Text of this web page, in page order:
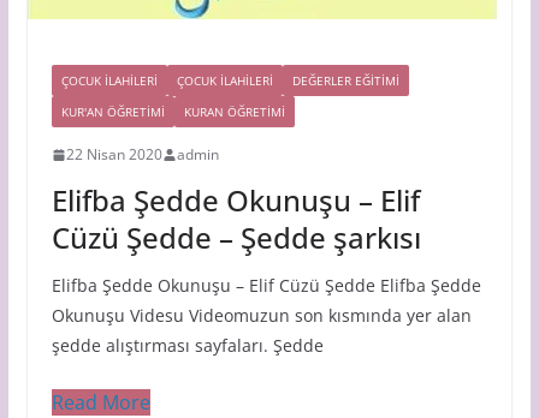
ÇOCUK İLAHİLERİ ÇOCUK ILAHILERI
DEĞERLER EĞİTİMİ
KUR'AN ÖĞRETİMİ
KURAN ÖĞRETIMI
22 Nisan 2020 admin
Elifba Şedde Okunuşu – Elif
Cüzü Şedde – Şedde şarkısı
Elifba Şedde Okunuşu – Elif Cüzü Şedde Elifba Şedde
Okunuşu Videsu Videomuzun son kısmında yer alan
şedde alıştırması sayfaları. Şedde
Read More